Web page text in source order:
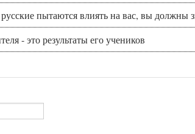
пытаются влиять на вас, вы должны
- это результаты его учеников